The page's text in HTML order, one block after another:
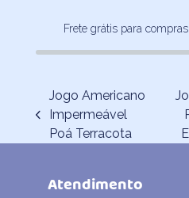
Frete grátis para
previous
post:
Jogo Americano
Impermeável
Poá Terracota
next
Atendimento